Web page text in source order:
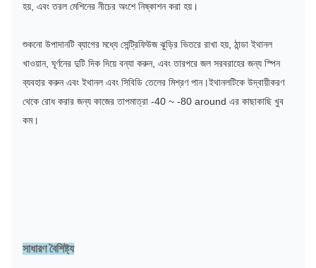
হয়, এবং তরল মেশিনের নীচের অংশে নিষ্কাশন করা হয়।
শুকনো উপাদানটি ব্যাগের মধ্যে সেন্ট্রিফিউজ ঝুড়ির ভিতরে রাখা হয়, ঠান্ডা ইথানল
খাওয়ান, ঘূর্ণনের দুটি দিক দিয়ে বন্যা করুন, এবং তারপরে জল সরবরাহের জন্য স্পিন
ব্যবহার করুন এবং ইথানল এবং সিবিডি তেলের মিশ্রণ পান।ইথানলটিকে উদ্বায়ীকরণ
থেকে রোধ করার জন্য কাজের তাপমাত্রা -40 ~ -80 around এর কাছাকাছি খুব
কম।
সাধারণ বৈশিষ্ট্য